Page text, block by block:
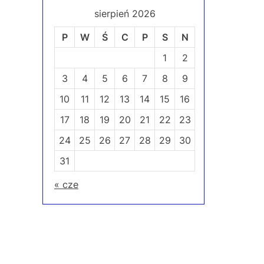
sierpień 2026
P W Ś C P S
N
1
2
3
4 5 6 7 8
9
10
11 12 13 14 15
16
17
18 19 20 21 22
23
24
25 26 27 28 29
30
31
« cze